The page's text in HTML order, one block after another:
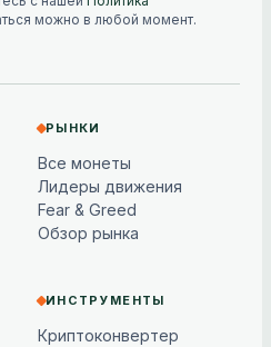
можно в любой момент.
РЫНКИ
Все монеты
Лидеры движения
Fear & Greed
Обзор рынка
ИНСТРУМЕНТЫ
Криптоконвертер